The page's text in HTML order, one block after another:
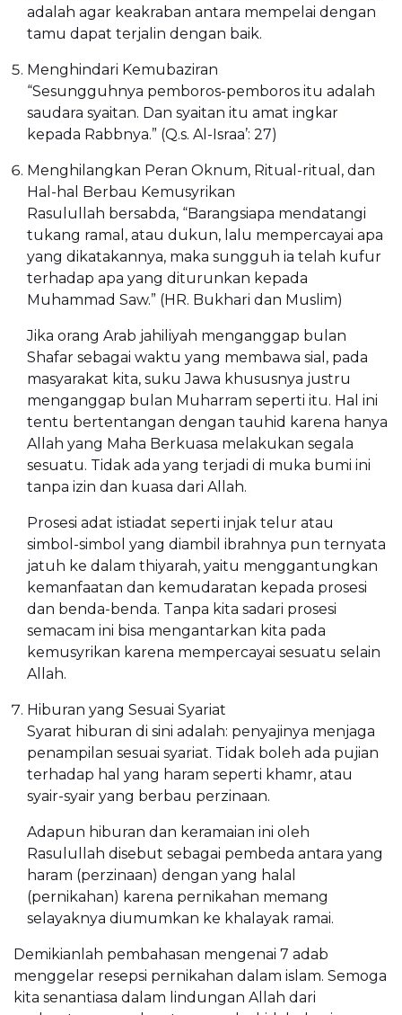
adalah agar keakraban antara mempelai dengan
tamu dapat terjalin dengan baik.
Menghindari Kemubaziran
“Sesungguhnya pemboros-pemboros itu adalah
saudara syaitan. Dan syaitan itu amat ingkar
kepada Rabbnya.” (Q.s. Al-Israa’: 27)
Menghilangkan Peran Oknum, Ritual-ritual, dan
Hal-hal Berbau Kemusyrikan
Rasulullah bersabda, “Barangsiapa mendatangi
tukang ramal, atau dukun, lalu mempercayai apa
yang dikatakannya, maka sungguh ia telah kufur
terhadap apa yang diturunkan kepada
Muhammad Saw.” (HR. Bukhari dan Muslim)
Jika orang Arab jahiliyah menganggap bulan
Shafar sebagai waktu yang membawa sial, pada
masyarakat kita, suku Jawa khususnya justru
menganggap bulan Muharram seperti itu. Hal ini
tentu bertentangan dengan tauhid karena hanya
Allah yang Maha Berkuasa melakukan segala
sesuatu. Tidak ada yang terjadi di muka bumi ini
tanpa izin dan kuasa dari Allah.
Prosesi adat istiadat seperti injak telur atau
simbol-simbol yang diambil ibrahnya pun ternyata
jatuh ke dalam thiyarah, yaitu menggantungkan
kemanfaatan dan kemudaratan kepada prosesi
dan benda-benda. Tanpa kita sadari prosesi
semacam ini bisa mengantarkan kita pada
kemusyrikan karena mempercayai sesuatu selain
Allah.
Hiburan yang Sesuai Syariat
Syarat hiburan di sini adalah: penyajinya menjaga
penampilan sesuai syariat. Tidak boleh ada pujian
terhadap hal yang haram seperti khamr, atau
syair-syair yang berbau perzinaan.
Adapun hiburan dan keramaian ini oleh
Rasulullah disebut sebagai pembeda antara yang
haram (perzinaan) dengan yang halal
(pernikahan) karena pernikahan memang
selayaknya diumumkan ke khalayak ramai.
Demikianlah pembahasan mengenai 7 adab
menggelar resepsi pernikahan dalam islam. Semoga
kita senantiasa dalam lindungan Allah dari